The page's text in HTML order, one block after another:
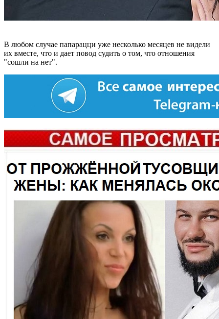
В любом случае папарацци уже несколько месяцев не видели
их вместе, что и дает повод судить о том, что отношения
"сошли на нет".